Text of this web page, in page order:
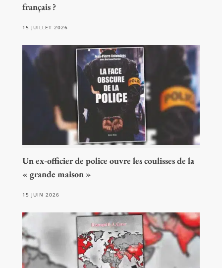
français ?
15 JUILLET 2026
Un ex-officier de police ouvre les coulisses de la
« grande maison »
15 JUIN 2026